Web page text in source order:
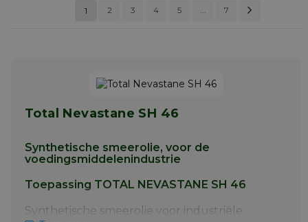
laag
U lees momenteel pagina
1 Pagina
2 Pagina
3 Pagina
4 5 ... 7
Total Nevastane SH 46
Synthetische smeerolie, voor de
voedingsmiddelenindustrie
Toepassing TOTAL NEVASTANE SH 46
Synthetische smeerolie voor industriële